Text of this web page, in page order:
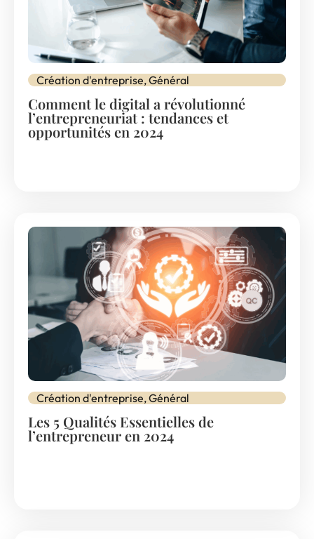
Création d'entreprise,Général
Comment le digital a révolutionné
l’entrepreneuriat : tendances et
opportunités en 2024
Création d'entreprise,Général
Les 5 Qualités Essentielles de
l’entrepreneur en 2024